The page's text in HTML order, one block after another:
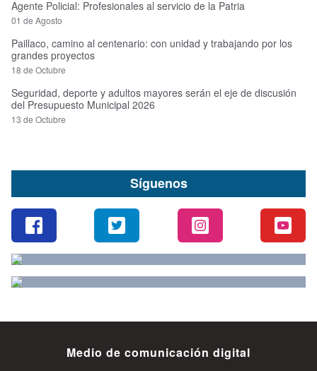
Agente Policial: Profesionales al servicio de la Patria
01 de Agosto
Paillaco, camino al centenario: con unidad y trabajando por los
grandes proyectos
18 de Octubre
Seguridad, deporte y adultos mayores serán el eje de discusión
del Presupuesto Municipal 2026
13 de Octubre
Síguenos
Medio de comunicación digital